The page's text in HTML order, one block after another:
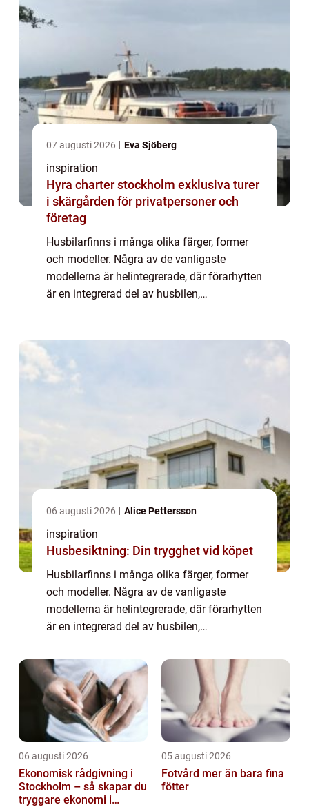
07 augusti 2026 Eva Sjöberg
inspiration
Hyra charter stockholm exklusiva turer
i skärgården för privatpersoner och
företag
Husbilarfinns i många olika färger, former
och modeller. Några av de vanligaste
modellerna är helintegrerade, där förarhytten
är en integrerad del av husbilen,
06 augusti 2026 Alice Pettersson
inspiration
Husbesiktning: Din trygghet vid köpet
Husbilarfinns i många olika färger, former
och modeller. Några av de vanligaste
modellerna är helintegrerade, där förarhytten
är en integrerad del av husbilen,
över förarhytten. Helintegrerade husbilar
räknas...
06 augusti 2026
Ekonomisk rådgivning i
Stockholm – så skapar du
tryggare ekonomi i
05 augusti 2026
Fotvård mer än bara fina
fötter